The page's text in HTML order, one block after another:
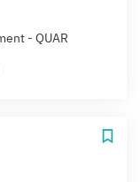
- QUAR